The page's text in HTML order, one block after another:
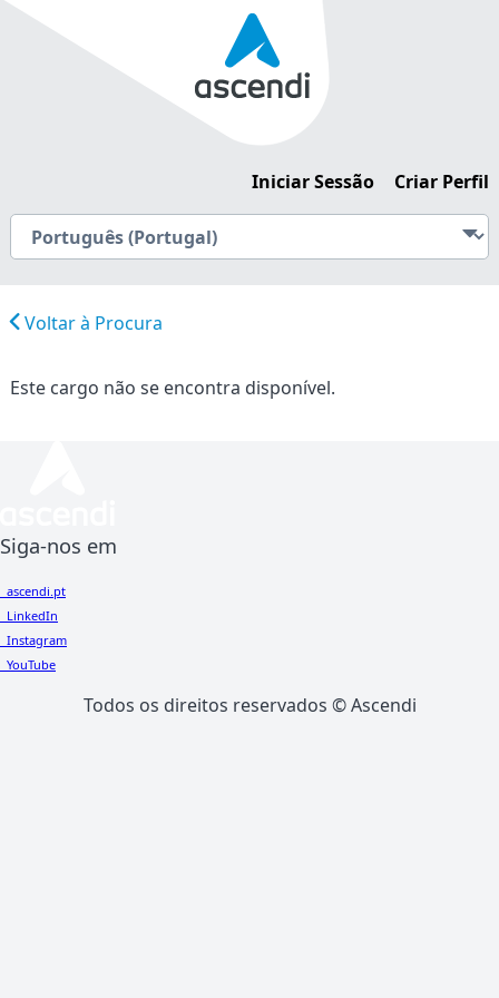
Iniciar Sessão Criar Perfil
Voltar à Procura
Este cargo não se encontra disponível.
Siga-nos em
ascendi.pt
LinkedIn
Instagram
YouTube
Todos os direitos reservados ©Ascendi